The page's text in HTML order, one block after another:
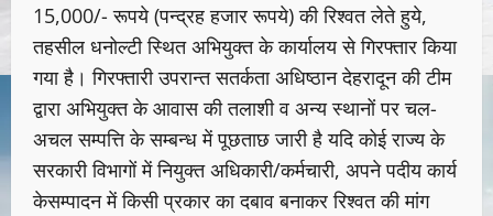
15,000/- रूपये (पन्द्रह हजार रूपये) की रिश्वत लेते हुये,
तहसील धनोल्टी स्थित अभियुक्त के कार्यालय से गिरफ्तार किया
गया है। गिरफ्तारी उपरान्त सतर्कता अधिष्ठान देहरादून की टीम
द्वारा अभियुक्त के आवास की तलाशी व अन्य स्थानों पर चल-
अचल सम्पत्ति के सम्बन्ध में पूछताछ जारी है यदि कोई राज्य के
सरकारी विभागों में नियुक्त अधिकारी/कर्मचारी, अपने पदीय कार्य
केसम्पादन में किसी प्रकार का दबाव बनाकर रिश्वत की मांग